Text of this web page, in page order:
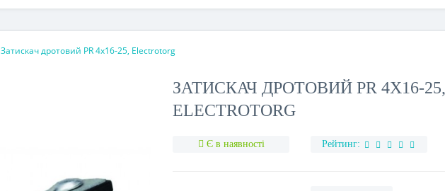
Затискач дротовий PR 4x16-25, Electrotorg
ЗАТИСКАЧ ДРОТОВИЙ PR 4X16-25,
ELECTROTORG
Є в наявності Рейтинг: